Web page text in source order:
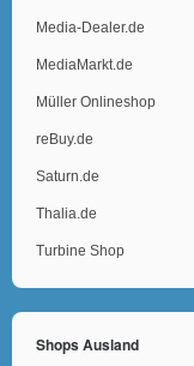
Media-Dealer.de
MediaMarkt.de
Müller Onlineshop
reBuy.de
Saturn.de
Thalia.de
Turbine Shop
Shops Ausland